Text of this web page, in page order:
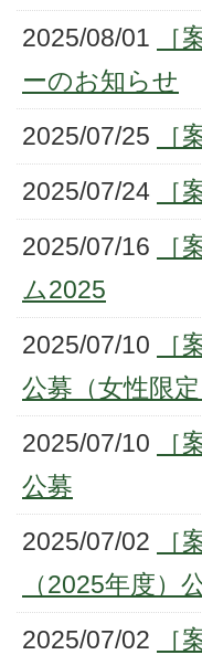
2025/08/01
［
ーのお知らせ
2025/07/25
［
2025/07/24
［
2025/07/16
［
ム2025
2025/07/10
［
公募（女性限
2025/07/10
［
公募
2025/07/02
［
（2025年度）
2025/07/02